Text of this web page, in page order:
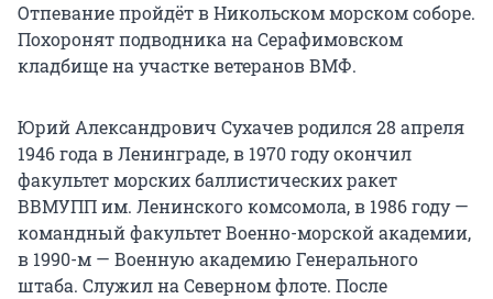
Отпевание пройдёт в Никольском морском соборе.
Похоронят подводника на Серафимовском
кладбище на участке ветеранов ВМФ.
Юрий Александрович Сухачев родился 28 апреля
1946 года в Ленинграде, в 1970 году окончил
факультет морских баллистических ракет
ВВМУПП им. Ленинского комсомола, в 1986 году —
командный факультет Военно-морской академии,
в 1990-м — Военную академию Генерального
штаба. Служил на Северном флоте. После